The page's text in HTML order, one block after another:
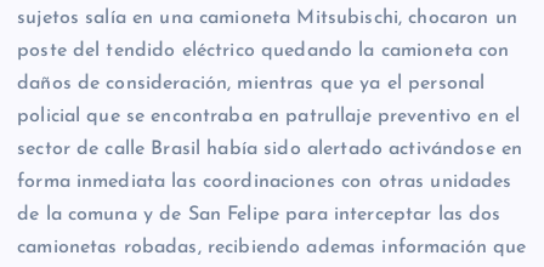
sujetos salía en una camioneta Mitsubischi, chocaron un
poste del tendido eléctrico quedando la camioneta con
daños de consideración, mientras que ya el personal
policial que se encontraba en patrullaje preventivo en el
sector de calle Brasil había sido alertado activándose en
forma inmediata las coordinaciones con otras unidades
de la comuna y de San Felipe para interceptar las dos
camionetas robadas, recibiendo ademas información que